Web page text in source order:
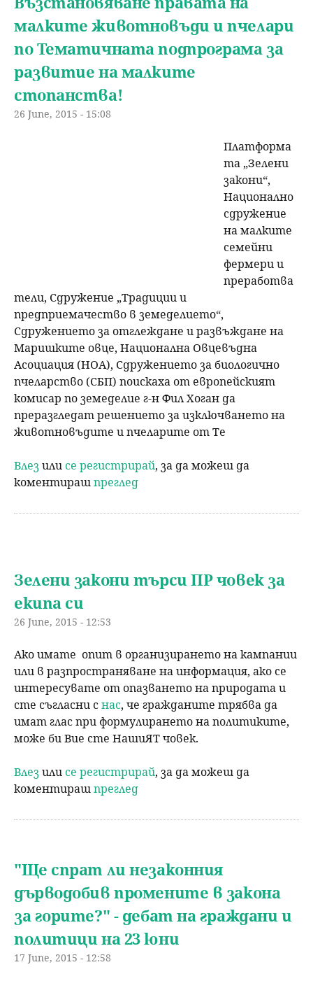
н
ю
р
с
е
малките животновъди и пчелари
по Тематичната подпрограма за
развитие на малките
стопанства!
26 June, 2015 - 15:08
Платформа
та „Зелени
закони“,
Национално
сдружение
на малките
семейни
фермери и
преработва
тели, Сдружение „Традиции и
предприемачество в земеделието“,
Сдружението за отглеждане и развъждане на
Маришките овце, Национална Овцевъдна
Асоциация (НОА), Сдружението за биологично
пчеларство (СБП) поискаха от европейският
комисар по земеделие г-н Фил Хоган да
преразгледат решението за изключването на
животновъдите и пчеларите от Те
Влезили се регистрирай, за да можеш да
коментирашпреглед
Зелени закони търси ПР човек за
екипа си
26 June, 2015 - 12:53
Ако имате опит в организирането на кампании
или в разпространяване на информация, ако се
интересувате от опазването на природата и
сте съгласни снас, че гражданите трябва да
имат глас при формулирането на политиките,
може би Вие сте НашиЯТ човек.
Влезили се регистрирай, за да можеш да
коментирашпреглед
"Ще спрат ли незаконния
дърводобив промените в закона
за горите?" - дебат на граждани и
политици на 23 юни
17 June, 2015 - 12:58